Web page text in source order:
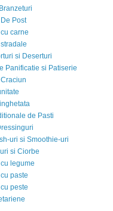
Post
carne
si Deserturi
Panificatie si Patiserie
de Pasti
uri si Smoothie-uri
si Ciorbe
legume
paste
peste